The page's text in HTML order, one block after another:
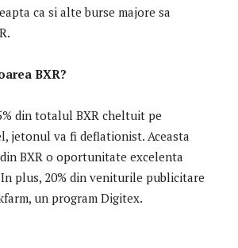
ca si alte burse majore sa
BXR?
din totalul BXR cheltuit pe
jetonul va fi deflationist. Aceasta
BXR o oportunitate excelenta
plus, 20% din veniturile publicitare
un program Digitex.